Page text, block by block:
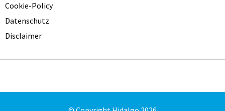
Cookie-Policy
Datenschutz
Disclaimer